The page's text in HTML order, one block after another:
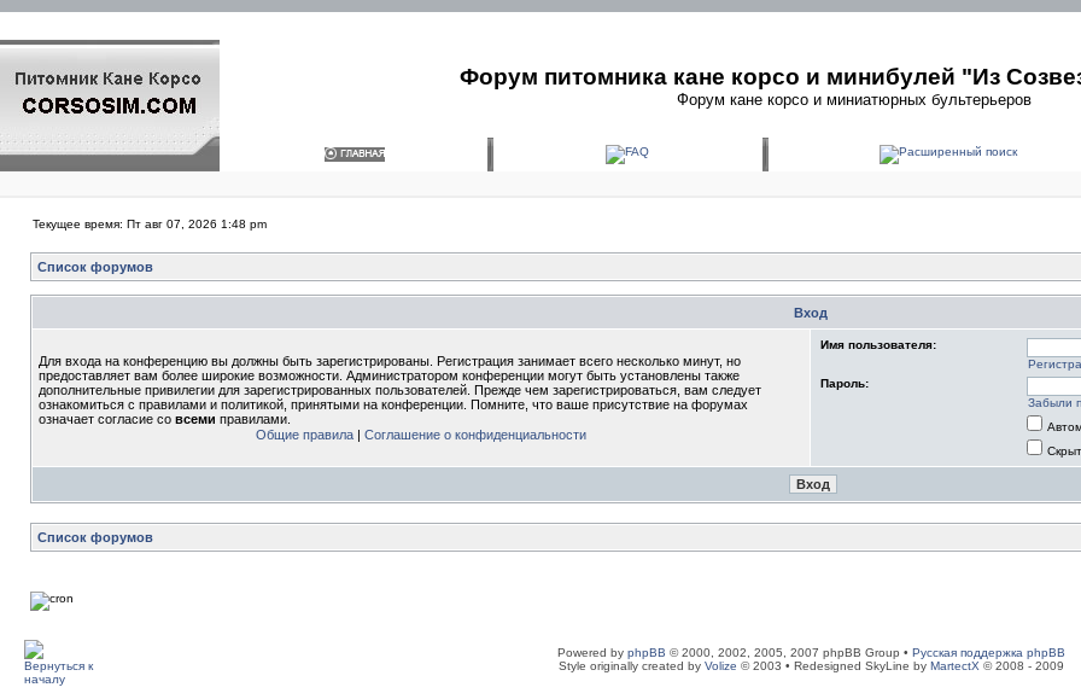
Форум питомника кане корсо и минибулей "Из
Форум кане корсо и миниатюрных бультерьеров
Текущее время: Пт авг 07, 2026 1:48 pm
Список форумов
Вход
Для входа на конференцию вы должны быть зарегистрированы. Регистрация занимает всего несколько минут, но
предоставляет вам более широкие возможности. Администратором конференции могут быть установлены также
дополнительные привилегии для зарегистрированных пользователей. Прежде чем зарегистрироваться, вам следует
ознакомиться с правилами и политикой, принятыми на конференции. Помните, что ваше присутствие на форумах
означает согласие со всеми правилами.
Общие правила | Соглашение о конфиденциальности
Имя пользователя:
Пароль:
Забыли
Список форумов
Powered by phpBB © 2000, 2002, 2005, 2007 phpBB Group • Русская поддержка phpBB
Style originally created by Volize © 2003 • Redesigned SkyLine by MartectX © 2008 - 2009